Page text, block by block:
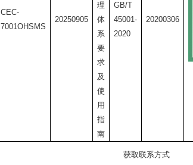
CEC-
7001OHSMS
20250905
理
体
系
要
求
及
使
用
指
南
GB/T
45001-
2020
20200306
获取联系方式